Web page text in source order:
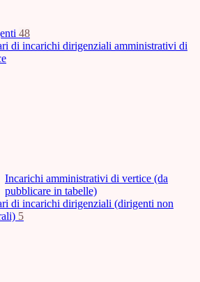
48
di incarichi dirigenziali amministrativi di
Incarichi amministrativi di vertice (da
pubblicare in tabelle)
di incarichi dirigenziali (dirigenti non
5